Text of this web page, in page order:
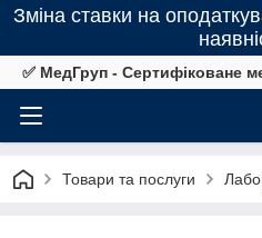
Зміна ставки на
✅ МедГруп - Сертифіковане
Товари та послуги